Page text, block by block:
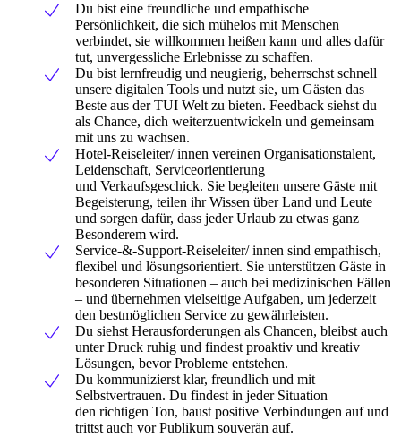
Du bist eine freundliche und empathische
Persönlichkeit, die sich mühelos mit Menschen
verbindet, sie willkommen heißen kann und alles dafür
tut, unvergessliche Erlebnisse zu schaffen.
Du bist lernfreudig und neugierig, beherrschst schnell
unsere digitalen Tools und nutzt sie, um Gästen das
Beste aus der TUI Welt zu bieten. Feedback siehst du
als Chance, dich weiterzuentwickeln und gemeinsam
mit uns zu wachsen.
Hotel-Reiseleiter/ innen vereinen Organisationstalent,
Leidenschaft, Serviceorientierung
und Verkaufsgeschick. Sie begleiten unsere Gäste mit
Begeisterung, teilen ihr Wissen über Land und Leute
und sorgen dafür, dass jeder Urlaub zu etwas ganz
Besonderem wird.
Service-&-Support-Reiseleiter/ innen sind empathisch,
flexibel und lösungsorientiert. Sie unterstützen Gäste in
besonderen Situationen – auch bei medizinischen Fällen
– und übernehmen vielseitige Aufgaben, um jederzeit
den bestmöglichen Service zu gewährleisten.
Du siehst Herausforderungen als Chancen, bleibst auch
unter Druck ruhig und findest proaktiv und kreativ
Lösungen, bevor Probleme entstehen.
Du kommunizierst klar, freundlich und mit
Selbstvertrauen. Du findest in jeder Situation
den richtigen Ton, baust positive Verbindungen auf und
trittst auch vor Publikum souverän auf.